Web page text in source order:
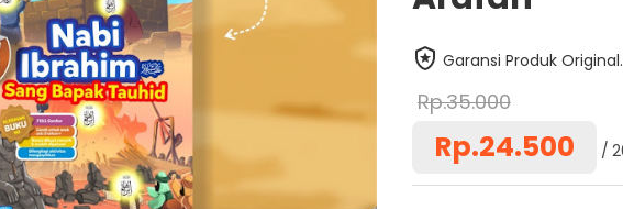
Garansi Produk Original.
Rp.35.000
Rp.24.500